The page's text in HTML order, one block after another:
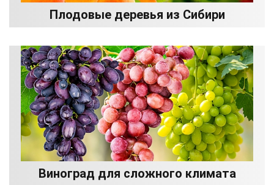
Плодовые деревья из Сибири
Виноград для сложного климата